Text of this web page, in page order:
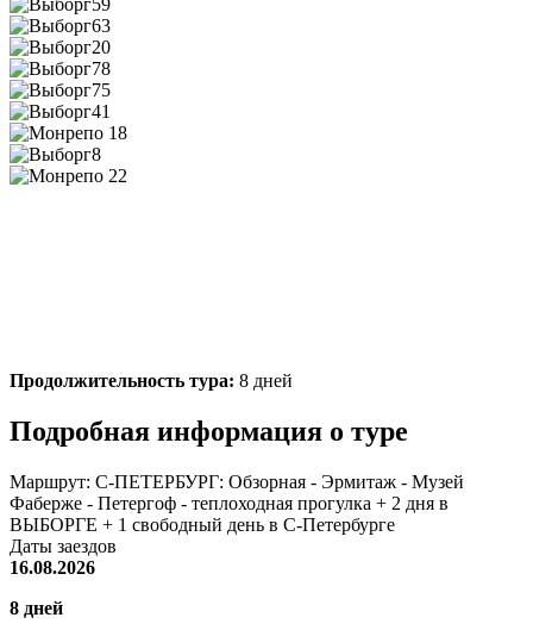
Продолжительность тура: 8 дней
Подробная информация о туре
Маршрут: С-ПЕТЕРБУРГ: Обзорная - Эрмитаж - Музей
Фаберже - Петергоф - теплоходная прогулка + 2 дня в
ВЫБОРГЕ + 1 свободный день в С-Петербурге
Даты заездов
16.08.2026
8 дней